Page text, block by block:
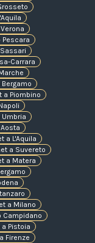
Pescara
Carrara
a Piombino
Umbria
a L'Aquila
a Suvereto
a Matera
a Milano
Campidano
Pistoia
Firenze